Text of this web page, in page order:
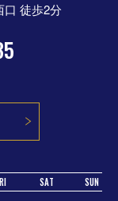
口 徒歩2分
SAT SUN